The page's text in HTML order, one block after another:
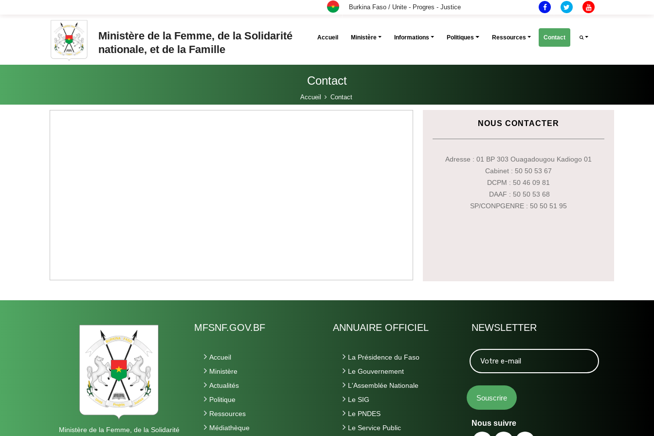
Burkina Faso / Unite - Progres - Justice
Ministère de la Femme, de la Solidarité
nationale, et de la Famille
Accueil Ministère Informations Politiques Ressources Contact(current)
Contact
Accueil Contact
NOUS CONTACTER
Adresse : 01 BP 303 Ouagadougou Kadiogo 01
Cabinet : 50 50 53 67
DCPM : 50 46 09 81
DAAF : 50 50 53 68
SP/CONPGENRE : 50 50 51 95
Ministère de la Femme, de la Solidarité
MFSNF.GOV.BF
Accueil
Ministère
Actualités
Politique
Ressources
Médiathèque
ANNUAIRE OFFICIEL
La Présidence du Faso
Le Gouvernement
L'Assemblée Nationale
Le SIG
Le PNDES
Le Service Public
NEWSLETTER
Nous suivre